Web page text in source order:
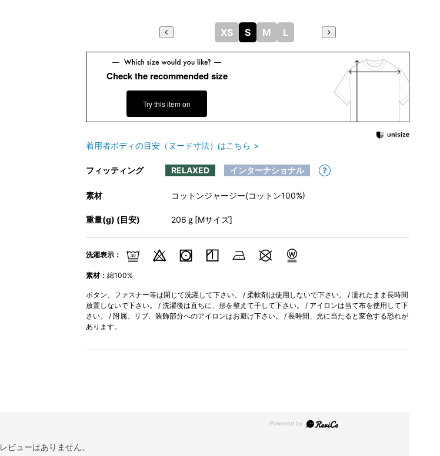
XS S M L
Check the recommended size
Try this item on
着用者ボディの目安（ヌード寸法）はこちら
フィッティング RELAXED インターナショナル
素材 コットンジャージー(コットン100%)
重量(g) (目安) 206ｇ[Mサイズ]
洗濯表示：
素材： 綿100%
ボタン、ファスナー等は閉じて洗濯して下さい。 / 柔軟剤は使用しないで下さい。 / 濡れたまま長時間
放置しないで下さい。 / 洗濯後は直ちに、形を整えて干して下さい。 / アイロンは当て布を使用して下
さい。 / 附属、リブ、装飾部分へのアイロンはお避け下さい。 / 長時間、光に当たると変色する恐れが
あります。
レビューはありません。